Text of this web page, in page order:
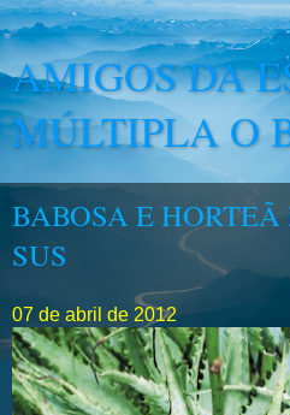
AMIGOS DA
MÚLTIPLA O
BABOSA E
SUS
07 de abril de 2012